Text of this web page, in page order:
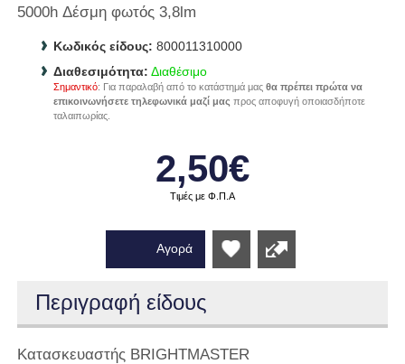
5000h Δέσμη φωτός 3,8lm
Κωδικός είδους: 800011310000
Διαθεσιμότητα: Διαθέσιμο
Σημαντικό: Για παραλαβή από το κατάστημά μας θα πρέπει πρώτα να
επικοινωνήσετε τηλεφωνικά μαζί μας προς αποφυγή οποιασδήποτε
ταλαιπωρίας.
2,50€
Τιμές με Φ.Π.Α
Αγορά Wishlist
Περιγραφή είδους
Κατασκευαστής BRIGHTMASTER